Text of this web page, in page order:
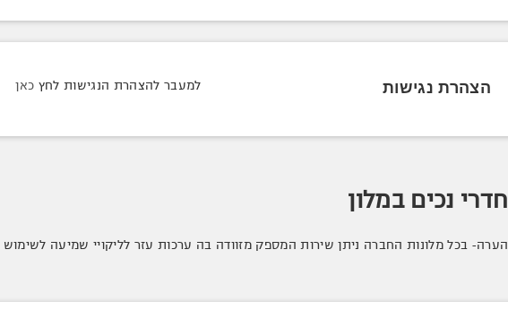
הצהרת נגישות למעבר להצהרת הנגישות לחץ כאן
חדרי נכים במלון
הערה- בכל מלונות החברה ניתן שירות המספק מזוודה בה ערכות עזר לליקויי שמיעה לשימוש